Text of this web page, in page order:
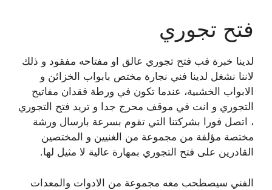
فتح تجوري
لدينا خبرة فب فتح تجوري عالق او مفتاحه مفقود و ذلك
لاننا نشغل لدينا فني نجارة مختص بابواب الخزائن و
الابواب الخشبية، عندما تكون في ورطة فقدان مفاتيح
التجوري و انت في موقف محرج جدا و تريد فتح التجوري
، اتصل فورا بشركتنا التي تقوم بسرعة بارسال ورشة
مختصة مؤلفة من مجموعة من الغنيين و المختصين
القادرين على فتح التجوري بمهارة عالية لا مثيل لها.
الفني سيصطحب معه مجموعة من الادوات والمعدات